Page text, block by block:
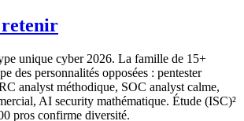
retenir
unique cyber 2026. La famille de 15+
des personnalités opposées : pentester
analyst méthodique, SOC analyst calme,
AI security mathématique. Étude (ISC)²
pros confirme diversité.